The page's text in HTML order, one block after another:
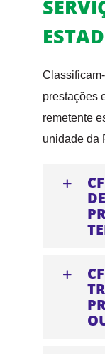
prestações
remetente
unidade da